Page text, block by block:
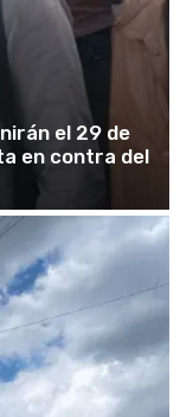
el 29 de
en contra del